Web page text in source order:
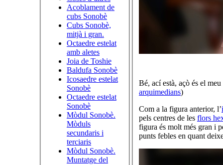
Acoblament de
cubs Sonobè
Cubs Sonobè,
mitjà i gran.
Octaedre estelat
amb aletes
Joia de Toshie
Baldufa Sonobè
Icosaedre estelat
Sonobè
Octaedre estelat
Sonobè
Mòdul Sonobè.
Mòduls
secundaris i
terciaris
Mòdul Sonobè.
Muntatge del
Bé, ací està, açò és el
arquimedians)
Com a la figura anterior, l’
pels centres de les flors
figura és molt més gran i
punts febles en quant